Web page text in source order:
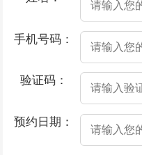
手机号码：
验证码：
预约日期：